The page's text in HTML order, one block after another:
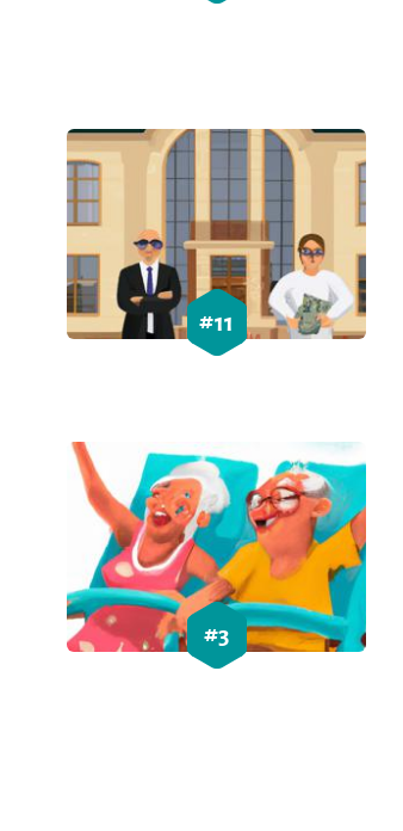
#11
#3